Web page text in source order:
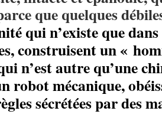
que quelques
qui n’existe que
construisent un «
n’est autre qu’une
robot mécanique,
sécrétées par des